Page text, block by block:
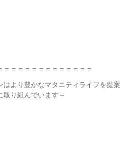
＝＝＝＝＝＝＝＝＝＝＝＝＝
はより豊かなマタニティライフを提案
取り組んでいます～